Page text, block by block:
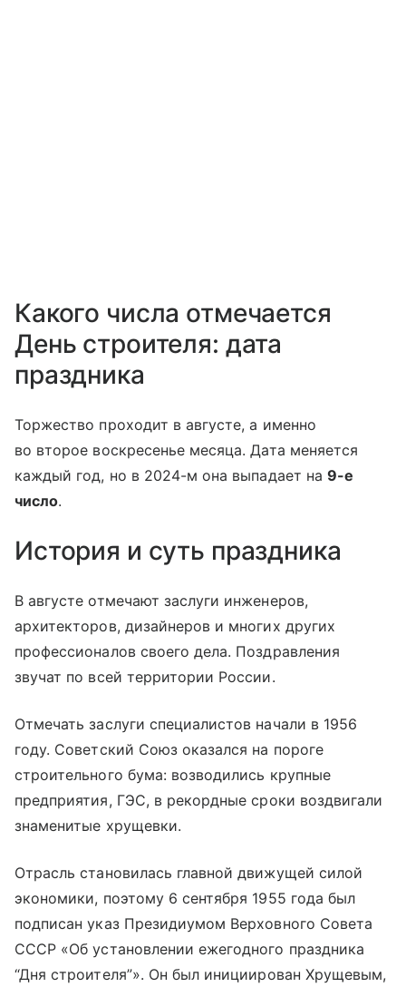
Какого числа отмечается
День строителя: дата
праздника
Торжество проходит в августе, а именно
во второе воскресенье месяца. Дата меняется
каждый год, но в 2024-м она выпадает на 9-е
число.
История и суть праздника
В августе отмечают заслуги инженеров,
архитекторов, дизайнеров и многих других
профессионалов своего дела. Поздравления
звучат по всей территории России.
Отмечать заслуги специалистов начали в 1956
году. Советский Союз оказался на пороге
строительного бума: возводились крупные
предприятия, ГЭС, в рекордные сроки воздвигали
знаменитые хрущевки.
Отрасль становилась главной движущей силой
экономики, поэтому 6 сентября 1955 года был
подписан указ Президиумом Верховного Совета
СССР «Об установлении ежегодного праздника
“Дня строителя”». Он был инициирован Хрущевым,